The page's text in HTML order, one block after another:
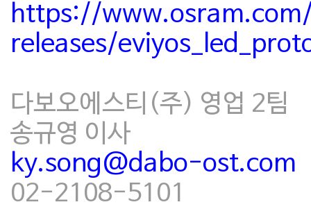
https://
releases/
다보오에스티(주) 영업 2팀
송규영 이사
ky.song@dabo-ost.com
02-2108-5101